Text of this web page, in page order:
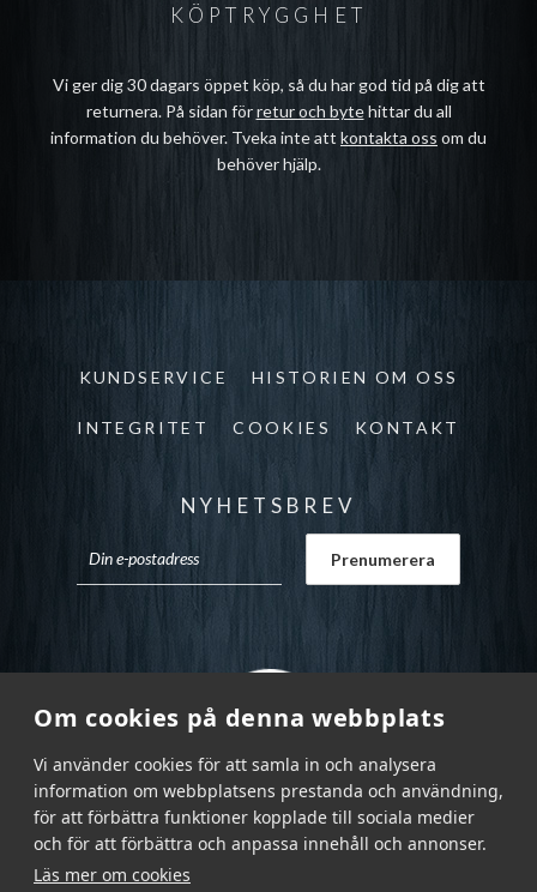
Om cookies på denna webbplats
Vi använder cookies för att samla in och analysera
information om webbplatsens prestanda och användning,
för att förbättra funktioner kopplade till sociala medier
och för att förbättra och anpassa innehåll och annonser.
Läs mer om cookies
KÖPTRYGGHET
Vi ger dig 30 dagars öppet köp, så du har god tid på dig att
returnera. På sidan förretur och bytehittar du all
information du behöver. Tveka inte att kontakta oss om du
behöver hjälp.
KUNDSERVICE HISTORIEN OM OSS
INTEGRITET COOKIES KONTAKT
NYHETSBREV